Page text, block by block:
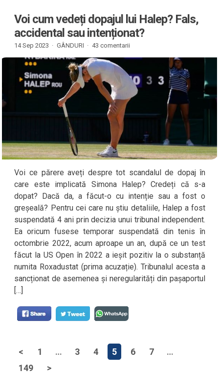
Voi cum vedeți dopajul lui Halep? Fals,
accidental sau intenționat?
14 Sep 2023 · GÂNDURI · 43 comentarii
Voi ce părere aveți despre tot scandalul de dopaj în
care este implicată Simona Halep? Credeți că s-a
dopat? Dacă da, a făcut-o cu intenție sau a fost o
greșeală? Pentru cei care nu știu detaliile, Halep a fost
suspendată 4 ani prin decizia unui tribunal independent.
Ea oricum fusese temporar suspendată din tenis în
octombrie 2022, acum aproape un an, după ce un test
făcut la US Open în 2022 a ieșit pozitiv la o substanță
numita Roxadustat (prima acuzație). Tribunalul acesta a
sancționat de asemenea și neregularități din pașaportul
[…]
< 1 … 3 4 5 6 7
…
149
>